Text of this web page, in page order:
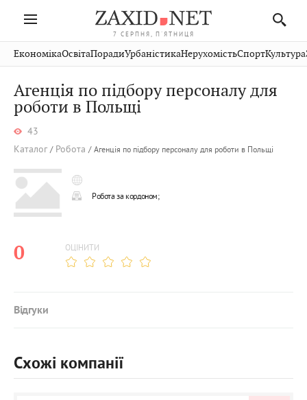
7 СЕРПНЯ, П'ЯТНИЦЯ
Івано-
Франківськ
Тернопіль
Волинь
Рівне
Чернівці
Стрий
Хмельницький
Публікації
Авто СловкоКультура
Кіно Дім СпортКраєзнавство
ЕкономікаОсвітаПорадиУрбаністикаНерухомістьСпортКультура
Агенція по підбору персоналу для
роботи в Польщі
43
Каталог
Робота Агенція по підбору персоналу для роботи в Польщі
Робота за кордоном;
0 ОЦІНИТИ
Відгуки
Схожі компанії